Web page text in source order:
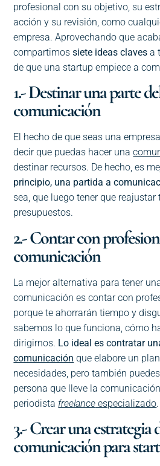
profesional con su objetivo, su
acción y su revisión, como
empresa. Aprovechando que
compartimossiete ideas claves a
de que una startup empiece a
1.- Destinar una parte
comunicación
El hecho de que seas una
decir que puedas hacer una
destinar recursos. De hecho, es
principio, una partida a
sea, que luego tener que reajustar
presupuestos.
2.- Contar con
comunicación
La mejor alternativa para tener
comunicación es contar con
porque te ahorrarán tiempo y
sabemos lo que funciona, cómo
dirigirnos. Lo ideal es contratar
comunicación que elabore un
necesidades, pero también
persona que lleve la
periodista freelance especializado.
3.- Crear una estrategia
comunicación para